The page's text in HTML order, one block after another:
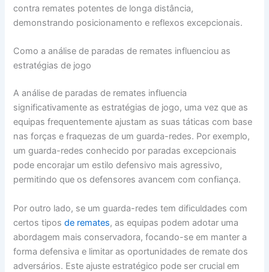
contra remates potentes de longa distância,
demonstrando posicionamento e reflexos excepcionais.
Como a análise de paradas de remates influenciou as
estratégias de jogo
A análise de paradas de remates influencia
significativamente as estratégias de jogo, uma vez que as
equipas frequentemente ajustam as suas táticas com base
nas forças e fraquezas de um guarda-redes. Por exemplo,
um guarda-redes conhecido por paradas excepcionais
pode encorajar um estilo defensivo mais agressivo,
permitindo que os defensores avancem com confiança.
Por outro lado, se um guarda-redes tem dificuldades com
certos tiposde remates, as equipas podem adotar uma
abordagem mais conservadora, focando-se em manter a
forma defensiva e limitar as oportunidades de remate dos
adversários. Este ajuste estratégico pode ser crucial em